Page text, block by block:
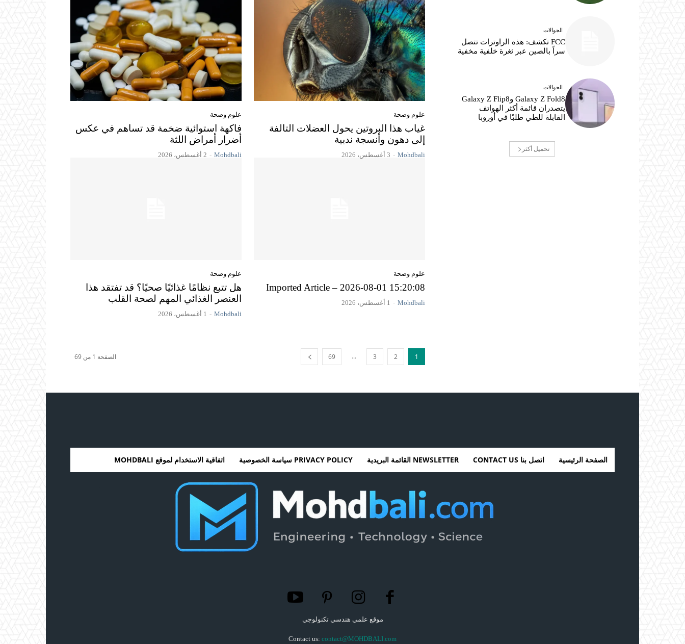
علوم وصحة
غياب هذا البروتين يحول العضلات التالفة
إلى دهون وأنسجة ندبية
Mohdbali
- 3 أغسطس، 2026
علوم وصحة
فاكهة استوائية ضخمة قد تساهم في عكس
أضرار أمراض اللثة
Mohdbali
- 2 أغسطس، 2026
علوم وصحة
Imported Article – 2026-08-01 15:20:08
Mohdbali
- 1 أغسطس، 2026
علوم وصحة
هل تتبع نظامًا غذائيًا صحيًا؟ قد تفتقد هذا
العنصر الغذائي المهم لصحة القلب
Mohdbali
- 1 أغسطس، 2026
1
2
3
...
69 الصفحة 1 من 69
الجوالات
FCC تكشف: هذه الراوترات تتصل
سراً بالصين عبر ثغرة خلفية مخفية
الجوالات
Galaxy Z Fold8 وGalaxy Z Flip8
يتصدران قائمة أكثر الهواتف
القابلة للطي طلبًا في أوروبا
تحميل أكثر
الصفحة الرئيسية اتصل بنا CONTACT US NEWSLETTER القائمة البريدية PRIVACY POLICY سياسة الخصوصية اتفاقية الاستخدام لموقع MOHDBALI
موقع علمي هندسي تكنولوجي
Contact us: contact@MOHDBALI.com